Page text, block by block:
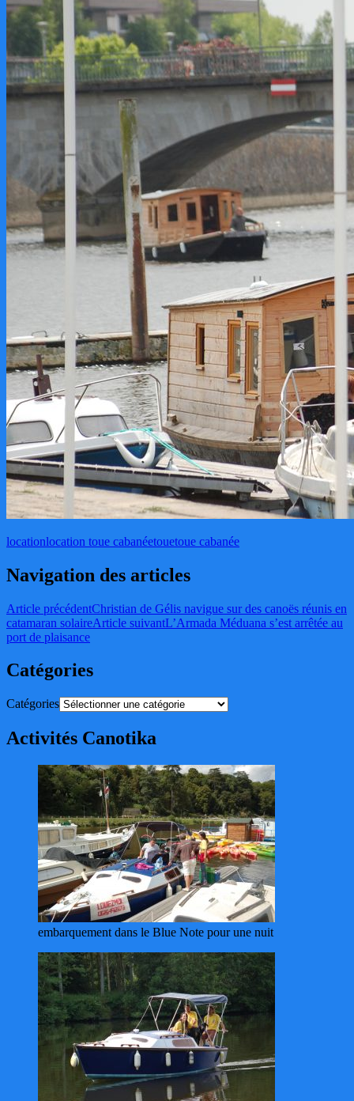
locationlocation toue cabanéetouetoue cabanée
Navigation des articles
Article précédentChristian de Gélis navigue sur des canoës réunis en
catamaran solaireArticle suivantL’Armada Méduana s’est arrêtée au
port de plaisance
Catégories
Catégories
Activités Canotika
embarquement dans le Blue Note pour une nuit